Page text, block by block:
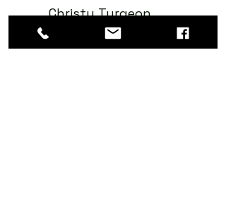
Christy Turgeon
En savoir plus